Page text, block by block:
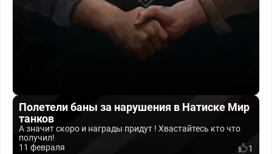
Полетели баны за нарушения в Натиске Мир
танков
А значит скоро и награды придут ! Хвастайтесь кто что
получил!
11 февраля
1